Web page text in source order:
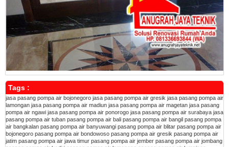
Tags :
jasa pasang pompa air bojonegoro jasa pasang pompa air gresik jasa pasang pompa air
lamongan jasa pasang pompa air madiun jasa pasang pompa air magetan jasa pasang
pompa air ngawi jasa pasang pompa air ponorogo jasa pasang pompa air surabaya jasa
pasang pompa air tuban pasang pompa air bali pasang pompa air bangil pasang pompa
air bangkalan pasang pompa air banyuwangi pasang pompa air blitar pasang pompa air
bojonegoro pasang pompa air bondowoso pasang pompa air gresik pasang pompa air
jatim pasang pompa air jawa timur pasang pompa air jember pasang pompa air jombang